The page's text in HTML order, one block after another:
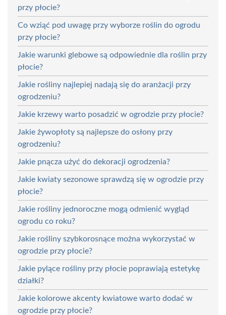
przy płocie?
Co wziąć pod uwagę przy wyborze roślin do ogrodu
przy płocie?
Jakie warunki glebowe są odpowiednie dla roślin przy
płocie?
Jakie rośliny najlepiej nadają się do aranżacji przy
ogrodzeniu?
Jakie krzewy warto posadzić w ogrodzie przy płocie?
Jakie żywopłoty są najlepsze do osłony przy
ogrodzeniu?
Jakie pnącza użyć do dekoracji ogrodzenia?
Jakie kwiaty sezonowe sprawdzą się w ogrodzie przy
płocie?
Jakie rośliny jednoroczne mogą odmienić wygląd
ogrodu co roku?
Jakie rośliny szybkorosnące można wykorzystać w
ogrodzie przy płocie?
Jakie pylące rośliny przy płocie poprawiają estetykę
działki?
Jakie kolorowe akcenty kwiatowe warto dodać w
ogrodzie przy płocie?